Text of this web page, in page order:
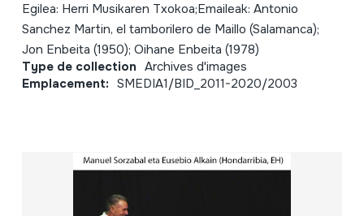
Egilea: Herri Musikaren Txokoa;Emaileak: Antonio
Sanchez Martin, el tamborilero de Maillo (Salamanca);
Jon Enbeita (1950); Oihane Enbeita (1978)
Type de collection Archives d'images
Emplacement: SMEDIA1/BID_2011-2020/2003